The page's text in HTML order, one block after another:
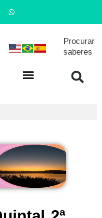
Procurar
saberes